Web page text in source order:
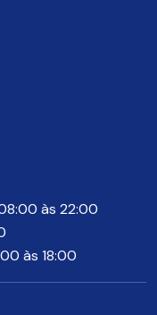
às 22:00
às 18:00